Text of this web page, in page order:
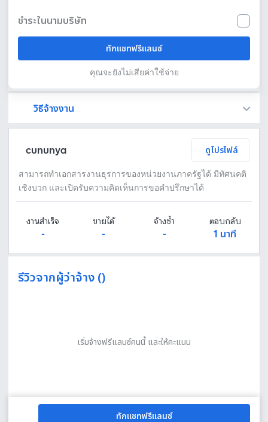
ชำระในนามบริษัท
ทักแชทฟรีแลนซ์
คุณจะยังไม่เสียค่าใช้จ่าย
วิธีจ้างงาน
cununya ดูโปรไฟล์
สามารถทำเอกสารงานธุรการของหน่วยงานภาครัฐได้ มีทัศนคติ
เชิงบวก และเปิดรับความคิดเห็นการขอคำปรึกษาได้
งานสำเร็จ
-
ขายได้
-
จ้างซ้ำ
-
ตอบกลับ
1 นาที
รีวิวจากผู้ว่าจ้าง ()
เริ่มจ้างฟรีแลนซ์คนนี้ และให้คะแนน
ทักแชทฟรีแลนซ์